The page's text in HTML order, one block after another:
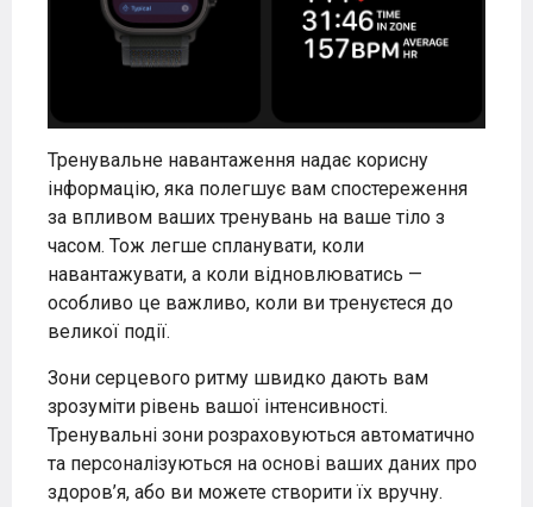
Тренувальне навантаження надає корисну
інформацію, яка полегшує вам спостереження
за впливом ваших тренувань на ваше тіло з
часом. Тож легше спланувати, коли
навантажувати, а коли відновлюватись —
особливо це важливо, коли ви тренуєтеся до
великої події.
Зони серцевого ритму швидко дають вам
зрозуміти рівень вашої інтенсивності.
Тренувальні зони розраховуються автоматично
та персоналізуються на основі ваших даних про
здоров’я, або ви можете створити їх вручну.